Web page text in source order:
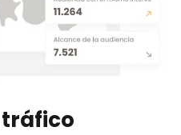
tráfico